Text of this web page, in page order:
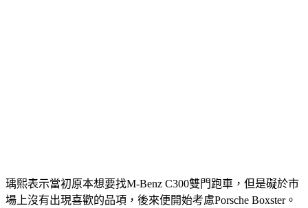
場上沒有出現喜歡的品項，後來便開始考慮Porsche Boxster。
但又希望自己的車能有更大的空間，因此才將目標鎖定到911